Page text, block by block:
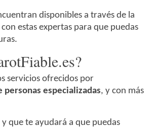
disponibles a través de la
estas expertas para que puedas
servicios ofrecidos por
personas especializadas, y con más
que te ayudará a que puedas